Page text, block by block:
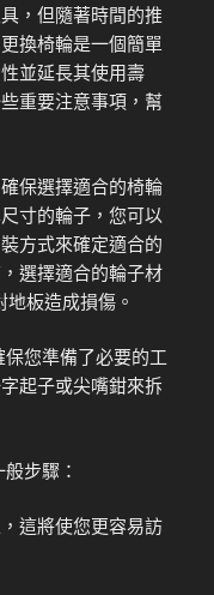
，但隨著時間的推
換椅輪是一個簡單
並延長其使用壽
重要注意事項，幫
保選擇適合的椅輪
寸的輪子，您可以
方式來確定適合的
選擇適合的輪子材
板造成損傷。
您準備了必要的工
起子或尖嘴鉗來拆
步驟：
這將使您更容易訪